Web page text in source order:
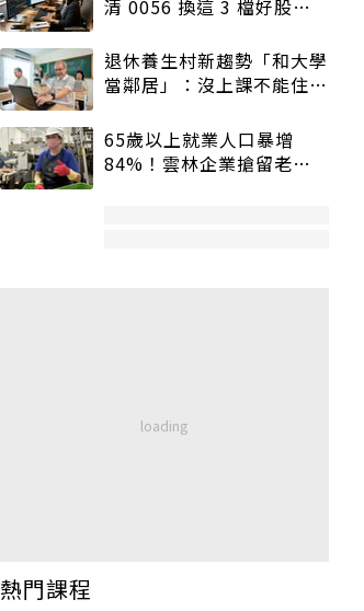
清 0056 換這 3 檔好股：
退休養生村新趨勢「和大學
當鄰居」：沒上課不能住、
65歲以上就業人口暴增
84%！雲林企業搶留老員
熱門課程